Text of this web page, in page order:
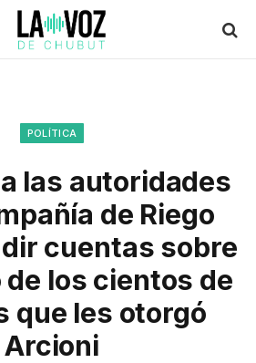
POLÍTICA
las autoridades
de Riego
cuentas sobre
los cientos de
que les otorgó
Arcioni